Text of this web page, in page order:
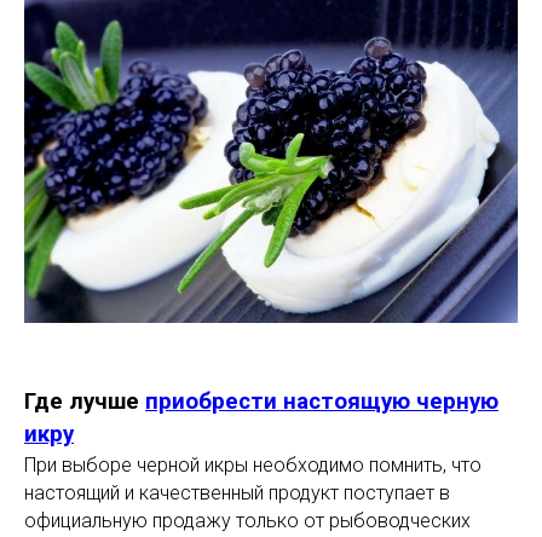
Где лучше приобрести настоящую черную
икру
При выборе черной икры необходимо помнить, что
настоящий и качественный продукт поступает в
официальную продажу только от рыбоводческих